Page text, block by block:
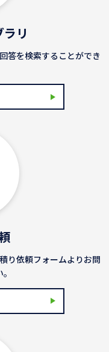
リ
答を検索することができ
り依頼フォームよりお問